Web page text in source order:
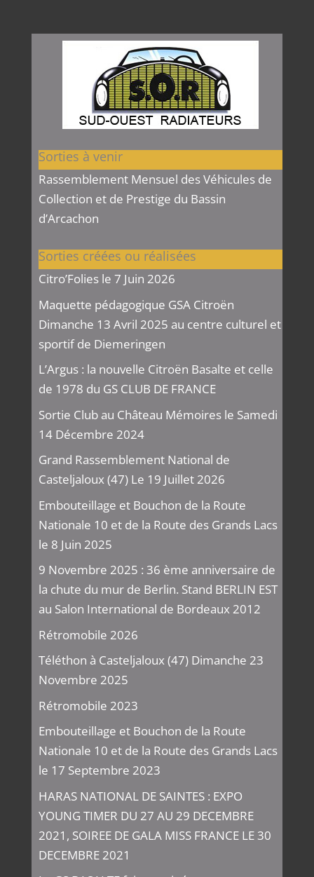
Sorties à venir
Rassemblement Mensuel des Véhicules de
Collection et de Prestige du Bassin
d’Arcachon
Sorties créées ou réalisées
Citro’Folies le 7 Juin 2026
Maquette pédagogique GSA Citroën
Dimanche 13 Avril 2025 au centre culturel et
sportif de Diemeringen
L’Argus : la nouvelle Citroën Basalte et celle
de 1978 du GS CLUB DE FRANCE
Sortie Club au Château Mémoires le Samedi
14 Décembre 2024
Grand Rassemblement National de
Casteljaloux (47) Le 19 Juillet 2026
Embouteillage et Bouchon de la Route
Nationale 10 et de la Route des Grands Lacs
le 8 Juin 2025
9 Novembre 2025 : 36 ème anniversaire de
la chute du mur de Berlin. Stand BERLIN EST
au Salon International de Bordeaux 2012
Rétromobile 2026
Téléthon à Casteljaloux (47) Dimanche 23
Novembre 2025
Rétromobile 2023
Embouteillage et Bouchon de la Route
Nationale 10 et de la Route des Grands Lacs
le 17 Septembre 2023
HARAS NATIONAL DE SAINTES : EXPO
YOUNG TIMER DU 27 AU 29 DECEMBRE
2021, SOIREE DE GALA MISS FRANCE LE 30
DECEMBRE 2021